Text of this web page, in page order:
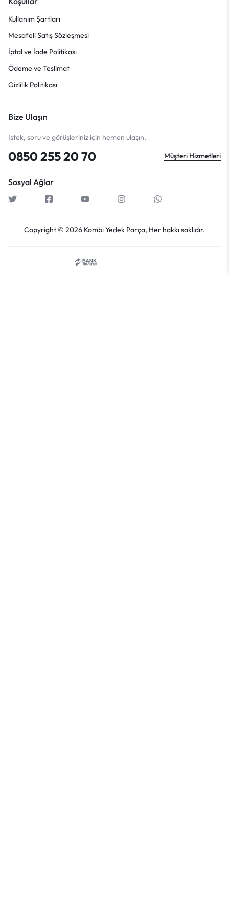
Kullanım Şartları
Mesafeli Satış Sözleşmesi
İptal ve İade Politikası
Ödeme ve Teslimat
Gizlilik Politikası
Bize Ulaşın
İstek, soru ve görüşleriniz için hemen ulaşın.
0850 255 20 70 Müşteri Hizmetleri
Sosyal Ağlar
Copyright © 2026 Kombi Yedek Parça, Her hakkı saklıdır.